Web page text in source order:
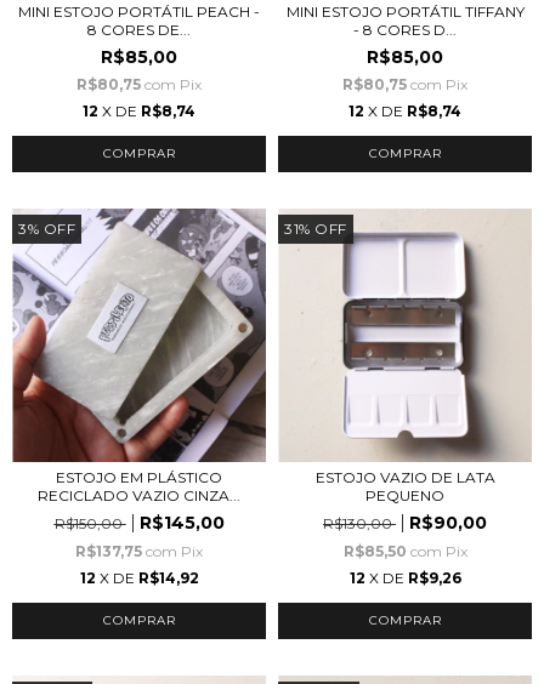
MINI ESTOJO PORTÁTIL PEACH -
8 CORES DE...
R$85,00
R$80,75 com Pix
12 X DE R$8,74
MINI ESTOJO PORTÁTIL TIFFANY
- 8 CORES D...
R$85,00
R$80,75 com Pix
12 X DE R$8,74
3% OFF
ESTOJO EM PLÁSTICO
RECICLADO VAZIO CINZA...
R$150,00
R$145,00
R$137,75 com Pix
12 X DE R$14,92
31% OFF
ESTOJO VAZIO DE LATA
PEQUENO
R$130,00
R$90,00
R$85,50 com Pix
12 X DE R$9,26